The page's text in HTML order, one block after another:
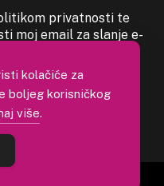
privatnosti te
moj email za slanje e-
kolačiće za
boljeg korisničkog
više.